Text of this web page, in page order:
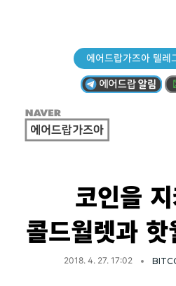
에어드랍가즈아 텔레
코인을
콜드월렛과 핫
2018. 4. 27. 17:02